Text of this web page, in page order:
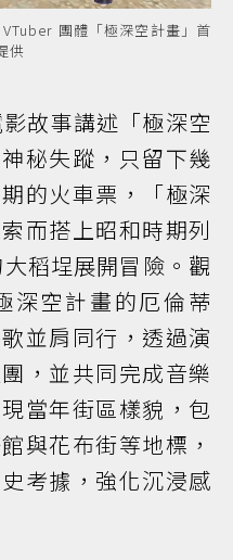
團體「極深空計畫」首
供
故事講述「極深空
秘失蹤，只留下幾
的火車票，「極深
而搭上昭和時期列
稻埕展開冒險。觀
深空計畫的厄倫蒂
並肩同行，透過演
，並共同完成音樂
當年街區樣貌，包
與花布街等地標，
考據，強化沉浸感